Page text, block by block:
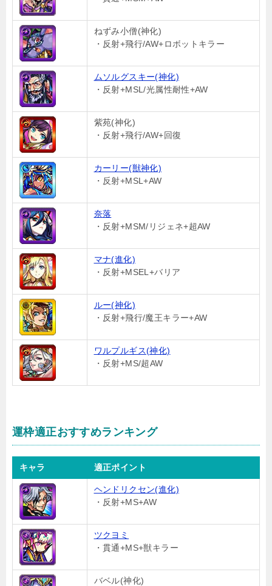
ねずみ小僧(神化)
・反射+飛行/AW+ロボットキラー
ムソルグスキー(神化)
・反射+MSL/光属性耐性+AW
紫苑(神化)
・反射+飛行/AW+回復
カーリー(獣神化)
・反射+MSL+AW
奈落
・反射+MSM/リジェネ+超AW
マナ(進化)
・反射+MSEL+バリア
ルー(神化)
・反射+飛行/魔王キラー+AW
ワルプルギス(神化)
・反射+MS/超AW
運枠適正おすすめランキング
キャラ 適正ポイント
ヘンドリクセン(進化)
・反射+MS+AW
ツクヨミ
・貫通+MS+獣キラー
バベル(神化)